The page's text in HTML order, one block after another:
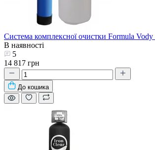
Система комплексної очистки Formula Vody
В наявності
5
14 817 грн
До кошика